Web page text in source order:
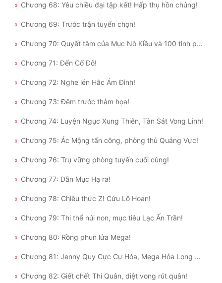
Chương 68: Yêu chiều đại tập kết! Hấp thụ hồn chủng!
Chương 69: Trước trận tuyển chọn!
Chương 70: Quyết tâm của Mục Nô Kiều và 100 tinh phách!
Chương 71: Đến Cổ Đô!
Chương 72: Nghe lén Hắc Ám Đình!
Chương 73: Đêm trước thảm họa!
Chương 74: Luyện Ngục Xung Thiên, Tàn Sát Vong Linh!
Chương 75: Ác Mộng tấn công, phòng thủ Quảng Vực!
Chương 76: Trụ vững phòng tuyến cuối cùng!
Chương 77: Dẫn Mục Hạ ra!
Chương 78: Chiêu thức Z! Cứu Lô Hoan!
Chương 79: Thi thể núi non, mục tiêu Lạc Ấn Trần!
Chương 80: Rồng phun lửa Mega!
Chương 81: Jenny Quy Cực Cự Hóa, Mega Hỏa Long V Đối Đầu Thi Thể Đỉnh Núi S!
Chương 82: Giết chết Thi Quân, diệt vong rút quân!